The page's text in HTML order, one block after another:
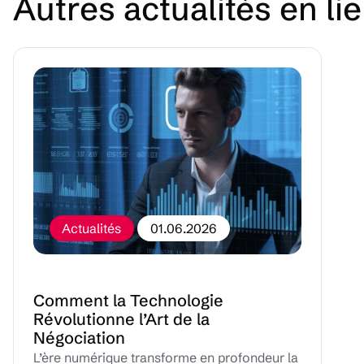
Autres actualités en
Actualités 01.06.2026
Comment la Technologie
Révolutionne l’Art de la
Négociation
L’ère numérique transforme en profondeur la